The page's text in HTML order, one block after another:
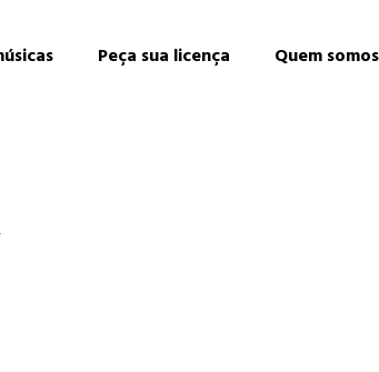
Peça sua licença Quem somos